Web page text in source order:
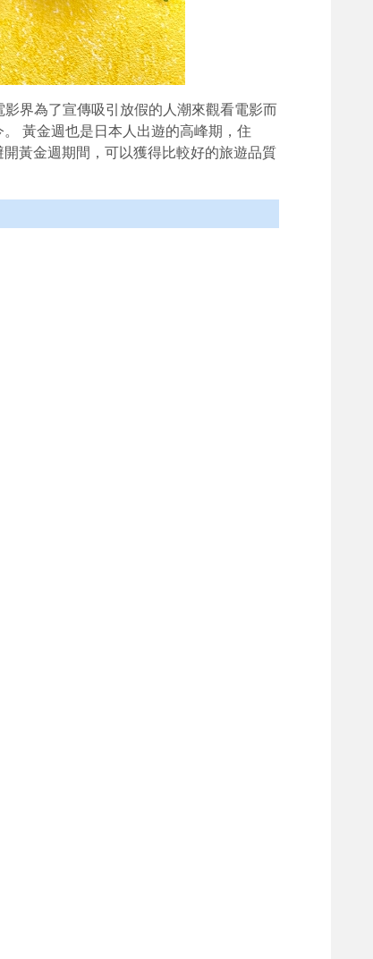
界為了宣傳吸引放假的人潮來觀看電影而
黃金週也是日本人出遊的高峰期，住
黃金週期間，可以獲得比較好的旅遊品質